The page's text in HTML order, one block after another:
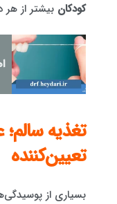
کودکان بیشتر از
تغذیه سالم؛
تعیین‌کننده
بسیاری از